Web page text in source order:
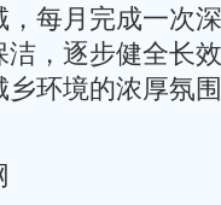
每月完成一次
，逐步健全长
乡环境的浓厚氛